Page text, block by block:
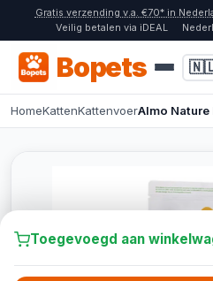
Gratis verzending v.a. €70* in
Veilig betalen via iDEAL
Bopets
HomeKattenKattenvoerAlmo
Toegevoegd aan